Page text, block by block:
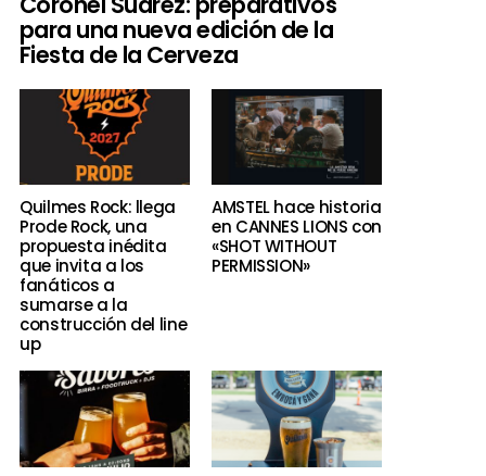
para una nueva edición de la
Fiesta de la Cerveza
Quilmes Rock: llega
Prode Rock, una
propuesta inédita
que invita a los
fanáticos a
sumarse a la
construcción del line
up
AMSTEL hace historia
en CANNES LIONS con
«SHOT WITHOUT
PERMISSION»